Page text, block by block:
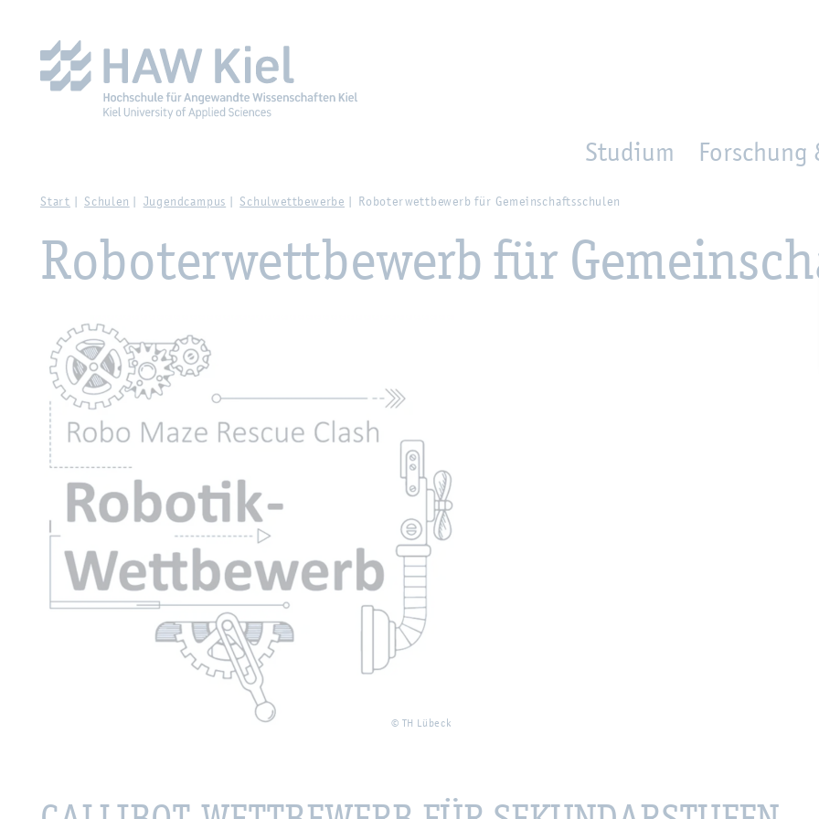
Studium Forschung
Start Schu­len Ju­gend­cam­pus Schul­wett­be­wer­be Ro­boter­wett­be­werb für Ge­mein­schafts­schu­len
Ro­boter­wett­be­werb für
© TH Lü­beck